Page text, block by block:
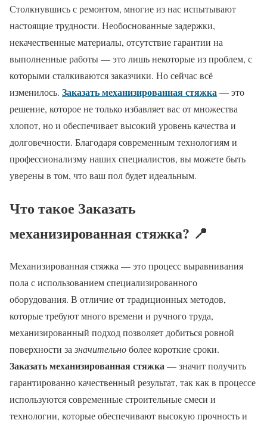
Столкнувшись с ремонтом, многие из нас испытывают
настоящие трудности. Необоснованные задержки,
некачественные материалы, отсутствие гарантии на
выполненные работы — это лишь некоторые из проблем, с
которыми сталкиваются заказчики. Но сейчас всё
изменилось. Заказать механизированная стяжка— это
решение, которое не только избавляет вас от множества
хлопот, но и обеспечивает высокий уровень качества и
долговечности. Благодаря современным технологиям и
профессионализму наших специалистов, вы можете быть
уверены в том, что ваш пол будет идеальным.
Что такое Заказать
механизированная стяжка? 📍
Механизированная стяжка — это процесс выравнивания
пола с использованием специализированного
оборудования. В отличие от традиционных методов,
которые требуют много времени и ручного труда,
механизированный подход позволяет добиться ровной
поверхности за значительноболее короткие сроки.
Заказать механизированная стяжка— значит получить
гарантированно качественный результат, так как в процессе
используются современные строительные смеси и
технологии, которые обеспечивают высокую прочность и